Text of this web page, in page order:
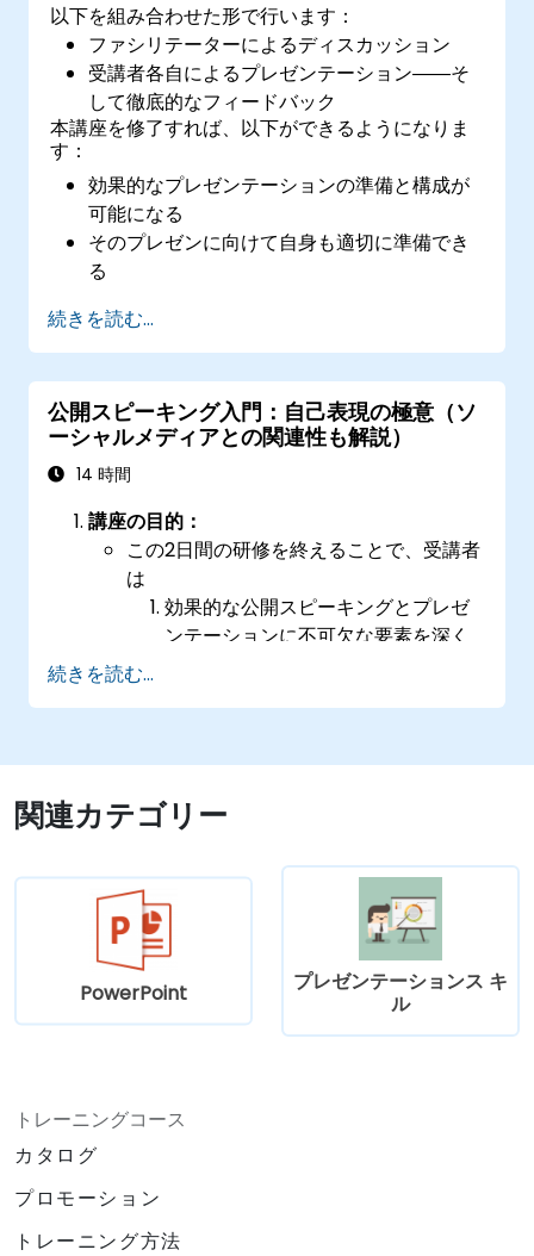
以下を組み合わせた形で行います：
ファシリテーターによるディスカッション
受講者各自によるプレゼンテーション――そ
して徹底的なフィードバック
本講座を修了すれば、以下ができるようになりま
す：
効果的なプレゼンテーションの準備と構成が
可能になる
そのプレゼンに向けて自身も適切に準備でき
る
る
聴衆の関心を引きつけるために使用すべき
様々な視覚的補助資料を活用できる
プレゼン中に出会うさまざまなタイプの人々
に対応できる
続きを読む...
公開スピーキング入門：自己表現の極意（ソ
ーシャルメディアとの関連性も解説）
14 時間
講座の目的：
この2日間の研修を終えることで、受講者
は
効果的な公開スピーキングとプレゼ
ンテーションに不可欠な要素を深く
学んだ内容を実践し、自信と影響
力、説得力を向上させることも可能
個人や仕事において、公開スピーキ
ング能力がいかに重要かという意識
も高まるだろう。
詳細情報：
対象人数：15名～20名程度
1日あたりの研修時間：7時間＋昼休み1時
ーション用設備
指導方法：
ロールプレイングの実践
個性や自信を育むためのゲーム形式の演
続きを読む...
関連カテゴリー
PowerPoint
プレゼンテーションス キ
ル
トレーニングコース
カタログ
プロモーション
トレーニング方法